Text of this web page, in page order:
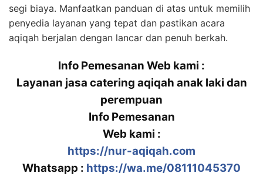
segi biaya. Manfaatkan panduan di atas untuk memilih
penyedia layanan yang tepat dan pastikan acara
aqiqah berjalan dengan lancar dan penuh berkah.
Info Pemesanan Web kami :
Layanan jasa catering aqiqah anak laki dan
perempuan
Info Pemesanan
Web kami :
https://nur-aqiqah.com
Whatsapp : https://wa.me/08111045370